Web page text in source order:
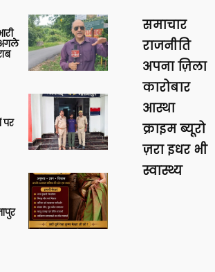
पर
समाचार
राजनीति
अपना ज़िला
कारोबार
आस्था
क्राइम ब्यूरो
ज़रा इधर भी
स्वास्थ्य